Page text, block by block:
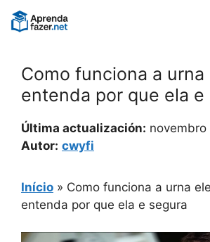
Pular
para
Como funciona a
entenda por que ela e
Última actualización:
Autor: cwyfi
Início » Como funciona a urna
entenda por que ela e segura